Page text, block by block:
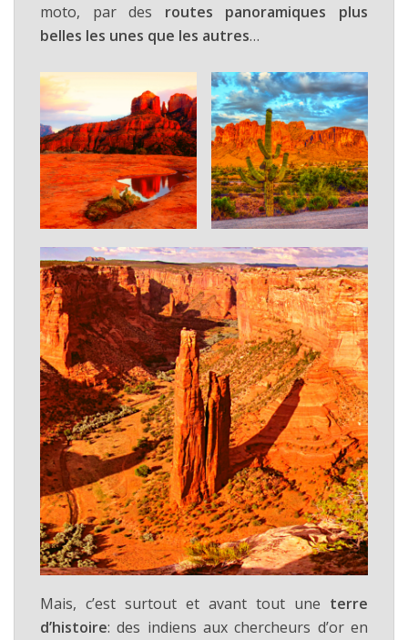
moto, par des routes panoramiques plus
belles les unes que les autres…
Mais, c’est surtout et avant tout une terre
d’histoire: des indiens aux chercheurs d’or en